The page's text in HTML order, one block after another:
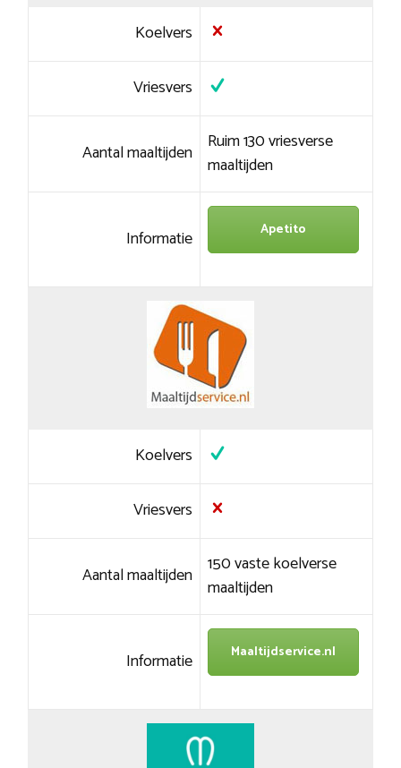
Koelvers
Vriesvers
Aantal maaltijden Ruim 130 vriesverse
maaltijden
Informatie Apetito
Koelvers
Vriesvers
Aantal maaltijden 150 vaste koelverse
maaltijden
Informatie Maaltijdservice.nl